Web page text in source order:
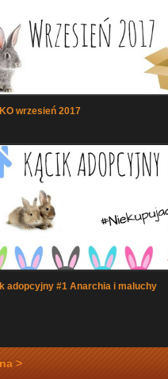
wrzesień 2017
adopcyjny #1 Anarchia i maluchy
>